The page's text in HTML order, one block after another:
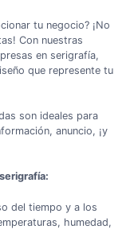
tu negocio? ¡No
Con nuestras
en serigrafía,
que represente tu
son ideales para
anuncio, ¡y
del tiempo y a los
humedad,